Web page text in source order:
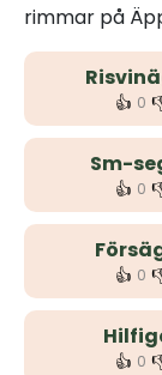
rimmar på
👍 0
Sm-
👍 0
👍 0
👍 0